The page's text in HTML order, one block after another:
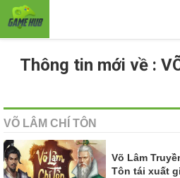
Thông tin mới về :
VÕ LÂM CHÍ TÔN
Võ Lâm
Tôn tái xuất